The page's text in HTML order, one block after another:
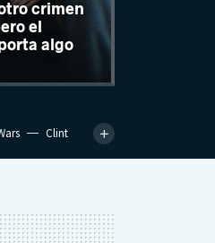
crimen
el
algo
Clint